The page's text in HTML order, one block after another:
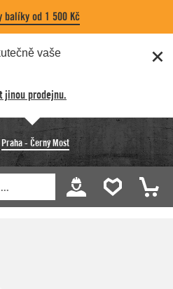
balíky od 1 500 Kč
vaše
jinou prodejnu.
Praha - Černý Most